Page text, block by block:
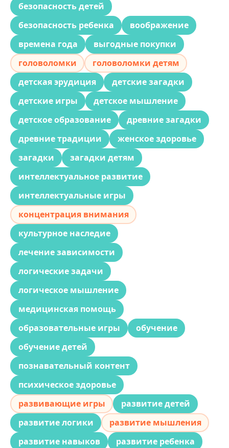
безопасность детей
безопасность ребенка
воображение
времена года
выгодные покупки
головоломки
головоломки детям
детская эрудиция
детские загадки
детские игры
детское мышление
детское образование
древние загадки
древние традиции
женское здоровье
загадки
загадки детям
интеллектуальное развитие
интеллектуальные игры
концентрация внимания
культурное наследие
лечение зависимости
логические задачи
логическое мышление
медицинская помощь
образовательные игры
обучение
обучение детей
познавательный контент
психическое здоровье
развивающие игры
развитие детей
развитие логики
развитие мышления
развитие навыков
развитие ребенка